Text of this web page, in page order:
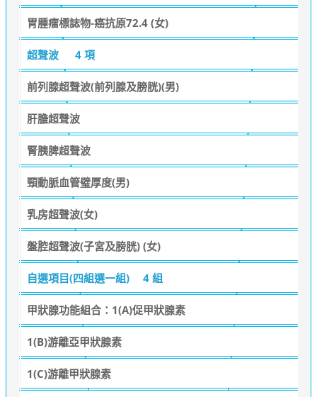
胃腫瘤標誌物-癌抗原72.4 (女)
超聲波 4 項
前列腺超聲波(前列腺及膀胱)(男)
肝膽超聲波
腎胰脾超聲波
頸動脈血管璧厚度(男)
乳房超聲波(女)
盤腔超聲波(子宮及膀胱) (女)
自選項目(四組選一組) 4 組
甲狀腺功能組合：1(A)促甲狀腺素
1(B)游離亞甲狀腺素
1(C)游離甲狀腺素